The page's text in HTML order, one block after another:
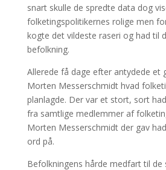
snart skulle de spredte data dog
folketingspolitikernes rolige men
kogte det vildeste raseri og had til
befolkning.
Allerede få dage efter antydede et
Morten Messerschmidt hvad
planlagde. Der var et stort, sort
fra samtlige medlemmer af
Morten Messerschmidt der gav
ord på.
Befolkningens hårde medfart til de